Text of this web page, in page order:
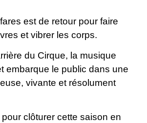
est de retour pour faire
et vibrer les corps.
du Cirque, la musique
embarque le public dans une
vivante et résolument
clôturer cette saison en